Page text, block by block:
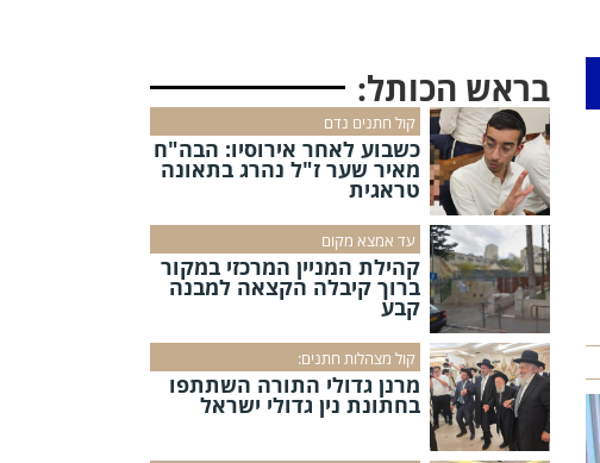
בראש הכותל:
קול חתנים נדם
כשבוע לאחר אירוסיו: הבה"ח
מאיר שער ז"ל נהרג בתאונה
טראגית
עד אמצא מקום
קהילת המניין המרכזי במקור
ברוך קיבלה הקצאה למבנה
קבע
קול מצהלות חתנים:
מרנן גדולי התורה השתתפו
בחתונת נין גדולי ישראל